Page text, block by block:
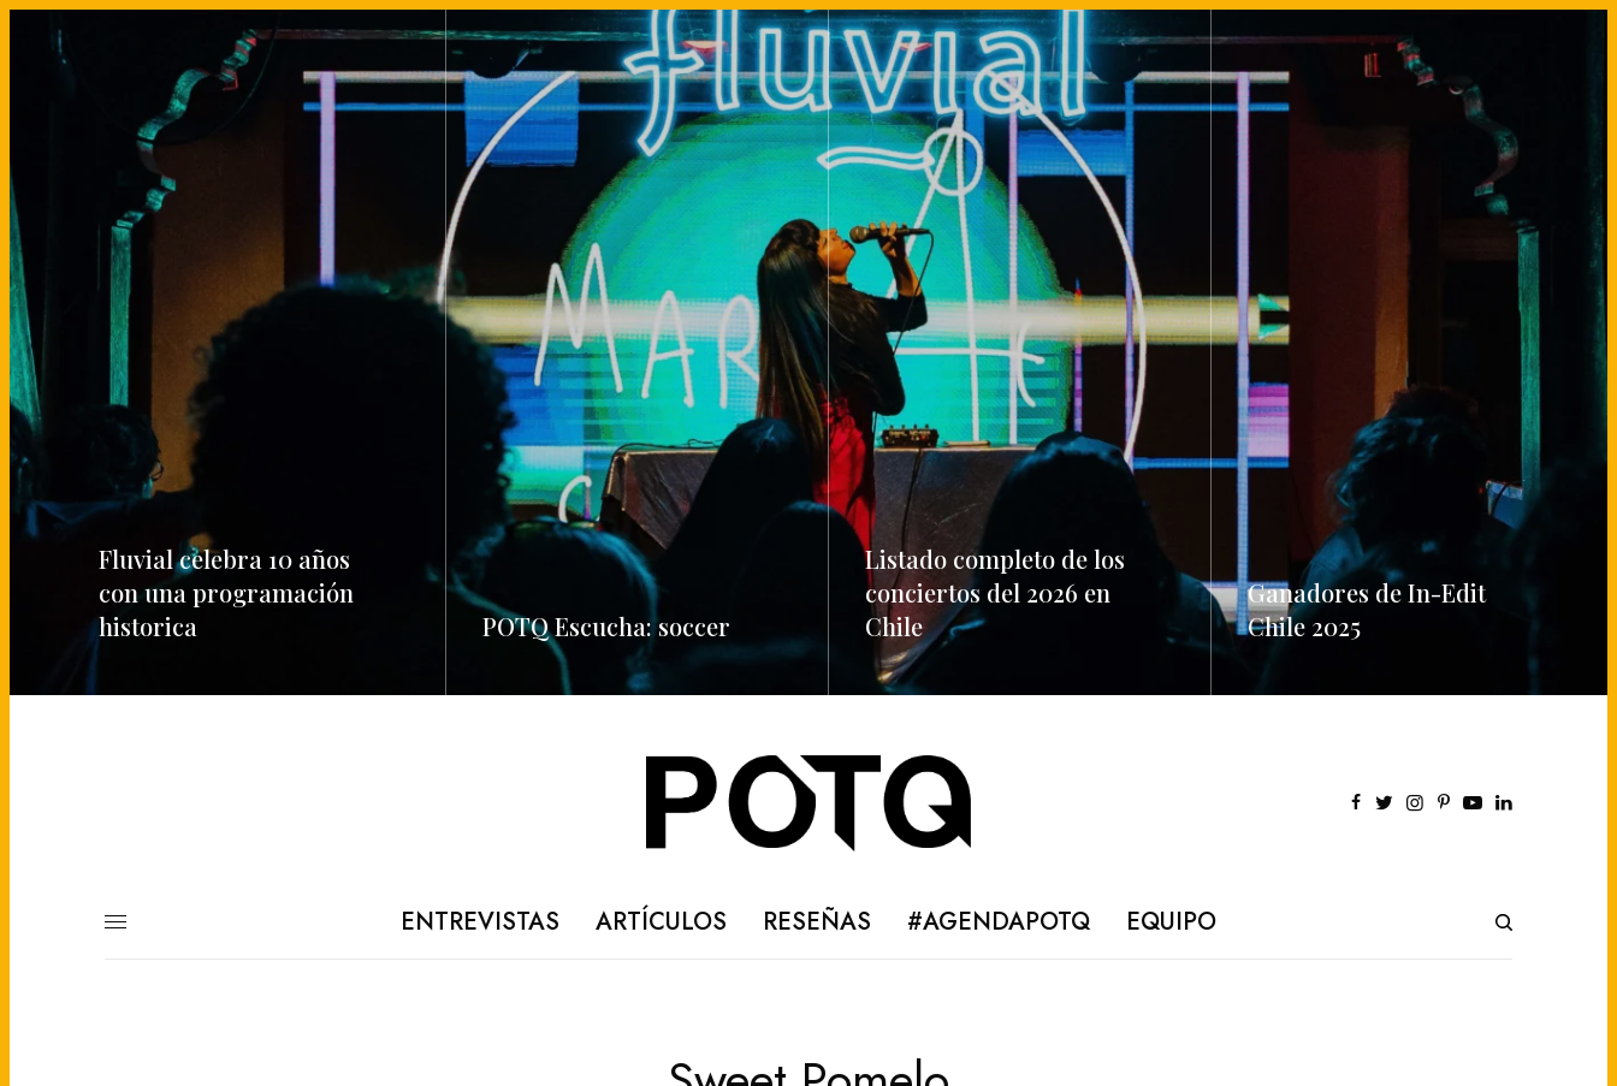
Fluvial celebra 10 años
con una programación
historica
POTQ Escucha: soccer
Listado completo de los
conciertos del 2026 en
Chile
READ MORE
Ganadores de In-Edit
Chile 2025
ENTREVISTAS ARTÍCULOS RESEÑAS #AGENDAPOTQ EQUIPO